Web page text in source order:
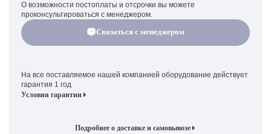
О возможности постоплаты и отсрочки вы можете
проконсультироваться с менеджером.
Связаться с менеджером
На все поставляемое нашей компанией оборудование действует
гарантия 1 год
Условия гарантии
Подробнее о доставке и самовывозе